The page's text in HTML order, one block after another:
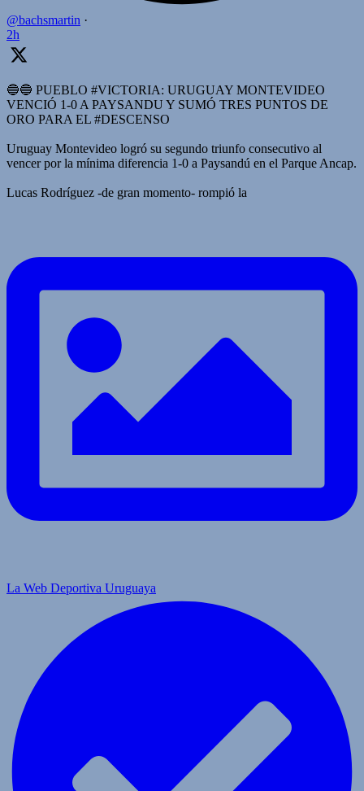
@bachsmartin ·
2h
🔵🔵 PUEBLO #VICTORIA: URUGUAY MONTEVIDEO
VENCIÓ 1-0 A PAYSANDU Y SUMÓ TRES PUNTOS DE
ORO PARA EL #DESCENSO
Uruguay Montevideo logró su segundo triunfo consecutivo al
vencer por la mínima diferencia 1-0 a Paysandú en el Parque Ancap.
Lucas Rodríguez -de gran momento- rompió la
La Web Deportiva Uruguaya